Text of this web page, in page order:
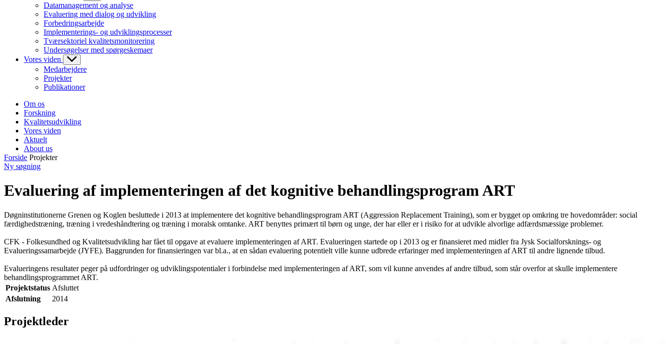
Datamanagement og analyse
Evaluering med dialog og udvikling
Forbedringsarbejde
Implementerings- og udviklingsprocesser
Tværsektoriel kvalitetsmonitorering
Undersøgelser med spørgeskemaer
Vores viden
Medarbejdere
Projekter
Publikationer
Om os
Forskning
Kvalitetsudvikling
Vores viden
Aktuelt
About us
Forside Projekter
Ny søgning
Evaluering af implementeringen af det kognitive behandlingsprogram ART
Døgninstitutionerne Grenen og Koglen besluttede i 2013 at implementere det kognitive behandlingsprogram ART (Aggression Replacement Training), som er bygget op omkring tre hovedområder: social
færdighedstræning, træning i vredeshåndtering og træning i moralsk omtanke. ART benyttes primært til børn og unge, der har eller er i risiko for at udvikle alvorlige adfærdsmæssige problemer.
CFK - Folkesundhed og Kvalitetsudvikling har fået til opgave at evaluere implementeringen af ART. Evalueringen startede op i 2013 og er finansieret med midler fra Jysk Socialforsknings- og
Evalueringssamarbejde (JYFE). Baggrunden for finansieringen var bl.a., at en sådan evaluering potentielt ville kunne udbrede erfaringer med implementeringen af ART til andre lignende tilbud.
Evalueringens resultater peger på udfordringer og udviklingspotentialer i forbindelse med implementeringen af ART, som vil kunne anvendes af andre tilbud, som står overfor at skulle implementere
behandlingsprogrammet ART.
Projektstatus Afsluttet
Afslutning
2014
Projektleder